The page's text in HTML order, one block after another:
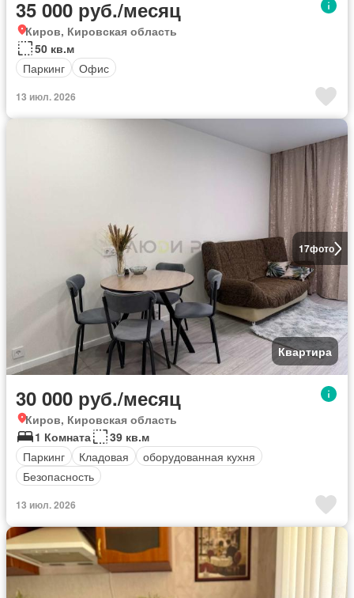
35 000 руб./месяц
Киров, Кировская область
50 кв.м
Паркинг
Офис
13 июл. 2026
17фото
Квартира
30 000 руб./месяц
Киров, Кировская область
1 Комната
39 кв.м
Паркинг
Кладовая
оборудованная кухня
Безопасность
13 июл. 2026